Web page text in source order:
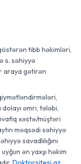
tibb həkimləri,
s. səhiyyə
araya gətirən
əmri, tələbi,
xəstə/müştəri
məqsədi səhiyyə
savadlılığını
ən yaxşı həkim